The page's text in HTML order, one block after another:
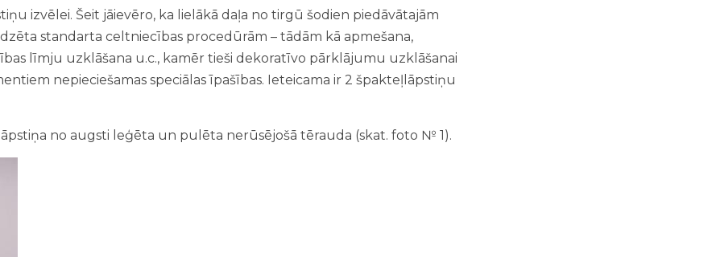
izvēlei. Šeit jāievēro, ka lielākā daļa no tirgū šodien piedāvātajām
standarta celtniecības procedūrām – tādām kā apmešana,
līmju uzklāšana u.c., kamēr tieši dekoratīvo pārklājumu uzklāšanai
nepieciešamas speciālas īpašības. Ieteicama ir 2 špakteļlāpstiņu
no augsti leģēta un pulēta nerūsējošā tērauda (skat. foto № 1).